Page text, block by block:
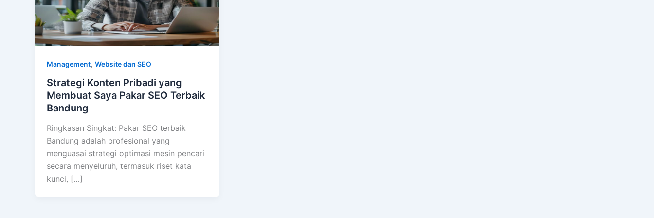
Management, Website dan SEO
Strategi Konten Pribadi yang
Membuat Saya Pakar SEO Terbaik
Bandung
Ringkasan Singkat: Pakar SEO terbaik
Bandung adalah profesional yang
menguasai strategi optimasi mesin pencari
secara menyeluruh, termasuk riset kata
kunci, […]